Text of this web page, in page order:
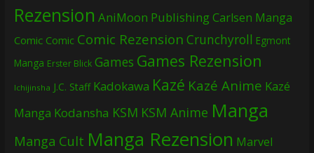
Rezension AniMoon PublishingCarlsen Manga
Comic Comic Comic Rezension Crunchyroll Egmont
Manga Erster Blick Games Games Rezension
Ichijinsha J.C. Staff Kadokawa Kazé Kazé Anime Kazé
Manga Kodansha KSM KSM Anime Manga
Manga Cult Manga Rezension Marvel